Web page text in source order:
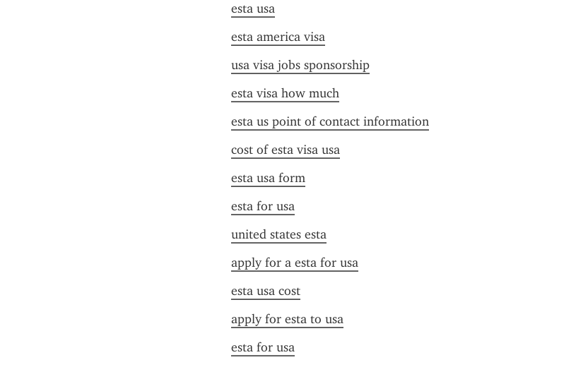
esta usa
esta america visa
usa visa jobs sponsorship
esta visa how much
esta us point of contact information
cost of esta visa usa
esta usa form
esta for usa
united states esta
apply for a esta for usa
esta usa cost
apply for esta to usa
esta for usa